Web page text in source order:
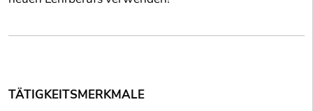
TÄTIGKEITSMERKMALE